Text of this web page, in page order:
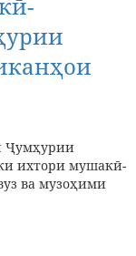
Ҷумҳурии
ихтори мушакӣ-
ва музоҳими